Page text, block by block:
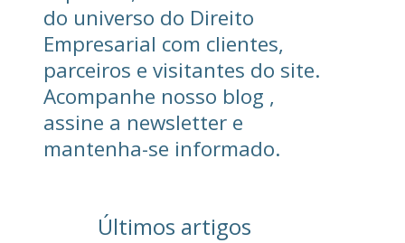
do universo do Direito
Empresarial com clientes,
parceiros e visitantes do site.
Acompanhe nosso blog ,
assine a newsletter e
mantenha-se informado.
Últimos artigos